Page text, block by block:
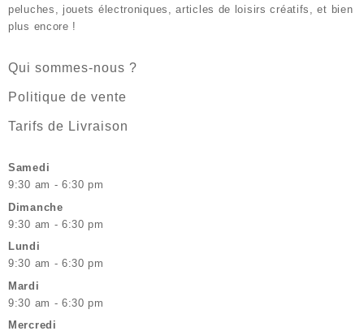
peluches, jouets électroniques, articles de loisirs créatifs, et bien
plus encore !
Qui sommes-nous ?
Politique de vente
Tarifs de Livraison
Samedi
9:30 am - 6:30 pm
Dimanche
9:30 am - 6:30 pm
Lundi
9:30 am - 6:30 pm
Mardi
9:30 am - 6:30 pm
Mercredi